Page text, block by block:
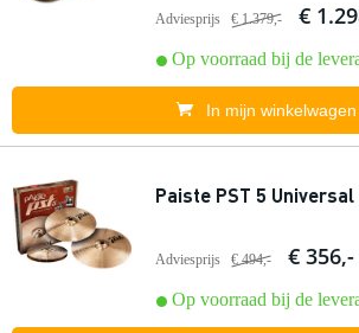
Adviesprijs € 1.379,- €
Op voorraad bij de
In mijn winkelwagen
Paiste PST 5
Adviesprijs € 494,- € 356,-
Op voorraad bij de